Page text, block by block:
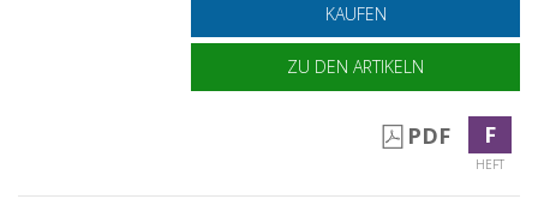
KAUFEN
ZU DEN ARTIKELN
PDF F
HEFT